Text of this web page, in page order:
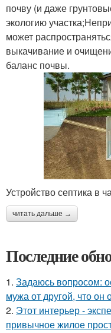
почву (и даже
экологию
может
выкачивание и
баланс почвы.
Устройство септика в
читать дальше →
Последние
1. Задаюсь вопросом:
мужа от другой, что он
2. Этот интерьер -
привычное жилое